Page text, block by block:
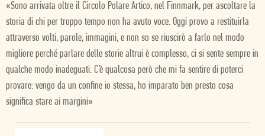
«Sono arrivata oltre il Circolo Polare Artico, nel Finnmark, per ascoltare la
storia di chi per troppo tempo non ha avuto voce. Oggi provo a restituirla
attraverso volti, parole, immagini, e non so se riuscirò a farlo nel modo
migliore perché parlare delle storie altrui è complesso, ci si sente sempre in
qualche modo inadeguati. C’è qualcosa però che mi fa sentire di poterci
provare: vengo da un confine io stessa, ho imparato ben presto cosa
significa stare ai margini»